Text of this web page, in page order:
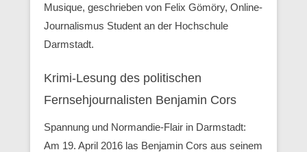
Musique, geschrieben von Felix Gömöry, Online-
Journalismus Student an der Hochschule
Darmstadt.
Krimi-Lesung des politischen
Fernsehjournalisten Benjamin Cors
Spannung und Normandie-Flair in Darmstadt:
Am 19. April 2016 las Benjamin Cors aus seinem